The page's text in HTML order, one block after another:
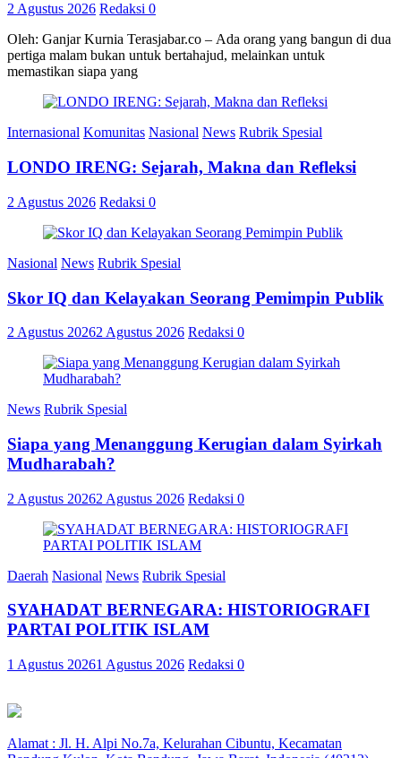
2 Agustus 2026 Redaksi 0
Oleh: Ganjar Kurnia Terasjabar.co – Ada orang yang bangun di dua
pertiga malam bukan untuk bertahajud, melainkan untuk
memastikan siapa yang
Internasional Komunitas Nasional News Rubrik Spesial
LONDO IRENG: Sejarah, Makna dan Refleksi
2 Agustus 2026 Redaksi 0
Nasional News Rubrik Spesial
Skor IQ dan Kelayakan Seorang Pemimpin Publik
2 Agustus 20262 Agustus 2026 Redaksi 0
News Rubrik Spesial
Siapa yang Menanggung Kerugian dalam Syirkah
Mudharabah?
2 Agustus 20262 Agustus 2026 Redaksi 0
Daerah Nasional News Rubrik Spesial
SYAHADAT BERNEGARA: HISTORIOGRAFI
PARTAI POLITIK ISLAM
1 Agustus 20261 Agustus 2026 Redaksi 0
Alamat : Jl. H. Alpi No.7a, Kelurahan Cibuntu, Kecamatan